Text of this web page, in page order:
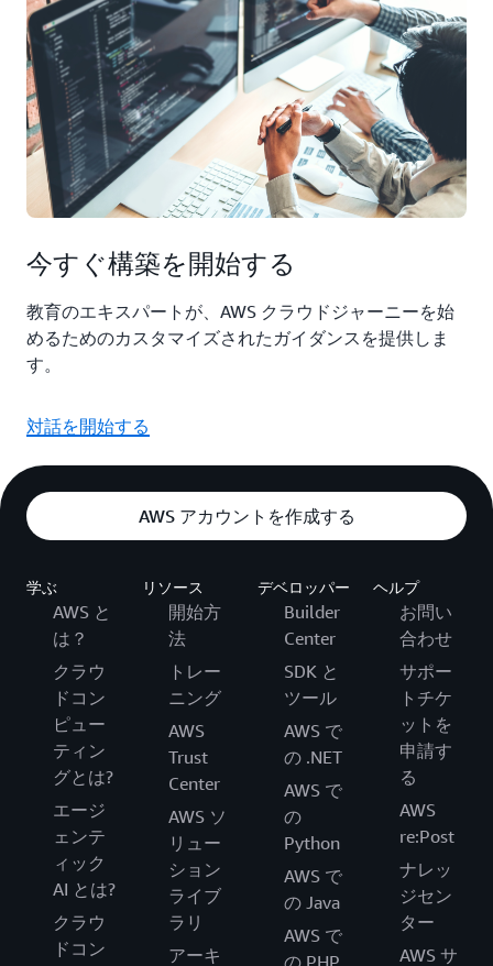
今すぐ構築を開始する
教育のエキスパートが、AWS クラウドジャーニーを始
めるためのカスタマイズされたガイダンスを提供しま
す。
対話を開始する
AWS アカウントを作成する
学ぶ
AWS と
は？
クラウ
ドコン
ピュー
ティン
グとは?
エージ
ェンテ
ィック
AI とは?
クラウ
ドコン
リソース
開始方
法
トレー
ニング
AWS
Trust
Center
AWS ソ
リュー
ション
ライブ
ラリ
アーキ
デベロッパー
Builder
Center
SDK と
ツール
AWS で
の .NET
AWS で
の
Python
AWS で
の Java
AWS で
の PHP
ヘルプ
お問い
合わせ
サポー
トチケ
ットを
申請す
る
AWS
re:Post
ナレッ
ジセン
ター
AWS サ